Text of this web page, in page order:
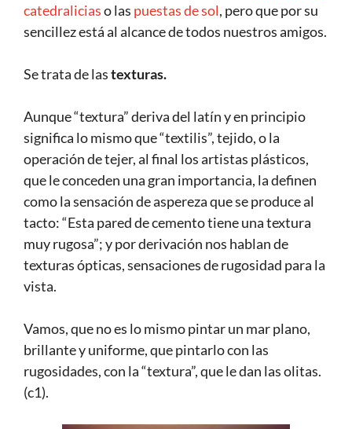
catedraliciaso las puestas de sol, pero que por su
sencillez está al alcance de todos nuestros amigos.
Se trata de lastexturas.
Aunque “textura” deriva del latíny en principio
significa lo mismo que “textilis”, tejido, o la
operación de tejer, al final los artistas plásticos,
que le conceden una gran importancia, la definen
como la sensación de aspereza que se produce al
tacto: “Esta pared de cemento tiene una textura
muy rugosa”; y por derivación nos hablan de
texturas ópticas, sensaciones de rugosidad para la
vista.
Vamos, que no es lo mismo pintar un mar plano,
brillante y uniforme, que pintarlo con las
rugosidades, con la “textura”, que le dan las olitas.
(c1).